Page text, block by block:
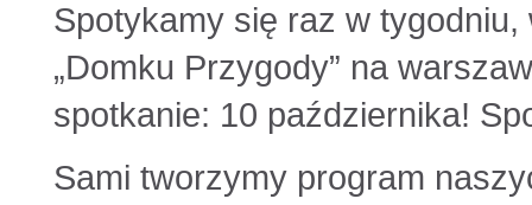
Spotykamy się raz w
„Domku Przygody” na
spotkanie: 10 października!
Sami tworzymy program